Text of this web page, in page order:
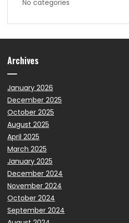
No categories
Archives
January 2026
December 2025
October 2025
August 2025
April 2025
March 2025
January 2025
December 2024
November 2024
October 2024
September 2024